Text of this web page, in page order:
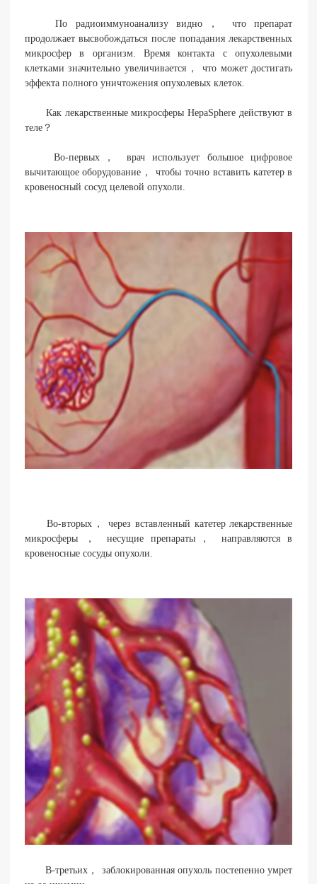
По радиоиммуноанализу видно， что препарат
продолжает высвобождаться после попадания лекарственных
микросфер в организм. Время контакта с опухолевыми
клетками значительно увеличивается， что может достигать
эффекта полного уничтожения опухолевых клеток.
Как лекарственные микросферы HepaSphere действуют в
теле？
Во-первых， врач использует большое цифровое
вычитающое оборудование， чтобы точно вставить катетер в
кровеносный сосуд целевой опухоли.
Во-вторых， через вставленный катетер лекарственные
микросферы ， несущие препараты， направляются в
кровеносные сосуды опухоли.
В-третьих， заблокированная опухоль постепенно умрет